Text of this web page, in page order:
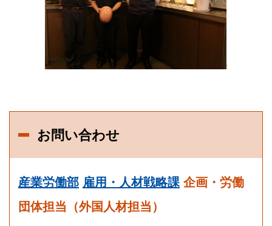
お問い合わせ
産業労働部 雇用・人材戦略課企画・労働
団体担当（外国人材担当）